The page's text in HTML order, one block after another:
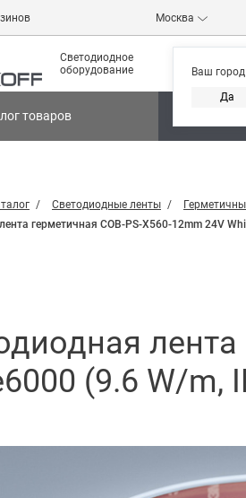
Москва
Ваш город
Да
Светодиодное
оборудование
товаров
Светодиодные ленты
герметичная COB-PS-X560-12mm 24V
лента
(9.6 W/m,